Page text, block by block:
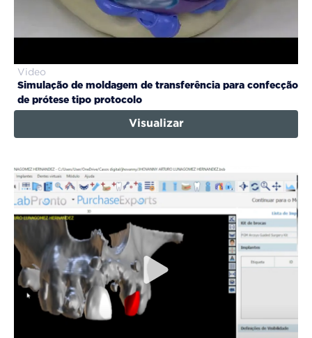
Video
Simulação de moldagem de transferência para confecção
de prótese tipo protocolo
Visualizar